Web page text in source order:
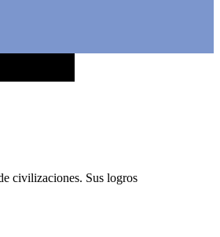
civilizaciones. Sus logros